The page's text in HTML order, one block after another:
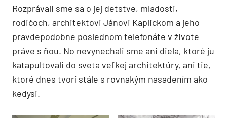
Rozprávali sme sa o jej detstve, mladosti,
rodičoch, architektovi Jánovi Kaplickom a jeho
pravdepodobne poslednom telefonáte v živote
práve s ňou. No nevynechali sme ani diela, ktoré ju
katapultovali do sveta veľkej architektúry, ani tie,
ktoré dnes tvorí stále s rovnakým nasadením ako
kedysi.